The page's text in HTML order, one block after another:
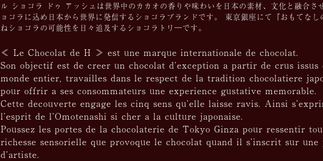
ル ショコラ ドゥ アッシュは世界中のカカオの香りや味わいを日本の素材、文化と融合さ
ョコラに込め日本から世界に発信するショコラブランドです。 東京銀座にて『おもてなし
ねショコラの可能性を日々追及するショコラトリ―です。
≪ Le Chocolat de H ≫ est une marque internationale de chocolat.
Son objectif est de creer un chocolat d’exception a partir de crus issus
monde entier, travailles dans le respect de la tradition chocolatiere
pour offrir a ses consommateurs une experience gustative memorable.
Cette decouverte engage les cinq sens qu’elle laisse ravis. Ainsi
l’esprit de l’Omotenashi si cher a la culture japonaise.
Poussez les portes de la chocolaterie de Tokyo Ginza pour ressentir
richesse sensorielle que provoque le chocolat quand il s’inscrit sur
d’artiste.